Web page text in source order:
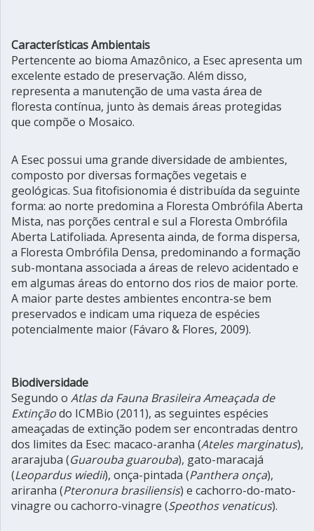
Características Ambientais
Pertencente ao bioma Amazônico, a Esec apresenta um
excelente estado de preservação. Além disso,
representa a manutenção de uma vasta área de
floresta contínua, junto às demais áreas protegidas
que compõe o Mosaico.
A Esec possui uma grande diversidade de ambientes,
composto por diversas formações vegetais e
geológicas. Sua fitofisionomia é distribuída da seguinte
forma: ao norte predomina a Floresta Ombrófila Aberta
Mista, nas porções central e sul a Floresta Ombrófila
Aberta Latifoliada. Apresenta ainda, de forma dispersa,
a Floresta Ombrófila Densa, predominando a formação
sub-montana associada a áreas de relevo acidentado e
em algumas áreas do entorno dos rios de maior porte.
A maior parte destes ambientes encontra-se bem
preservados e indicam uma riqueza de espécies
potencialmente maior (Fávaro & Flores, 2009).
Biodiversidade
Segundo o Atlas da Fauna Brasileira Ameaçada de
Extinçãodo ICMBio (2011), as seguintes espécies
ameaçadas de extinção podem ser encontradas dentro
dos limites da Esec: macaco-aranha (Ateles marginatus),
ararajuba (Guarouba guarouba), gato-maracajá
(Leopardus wiedii), onça-pintada (Panthera onça),
ariranha (Pteronura brasiliensis) e cachorro-do-mato-
vinagre ou cachorro-vinagre (Speothos venaticus).